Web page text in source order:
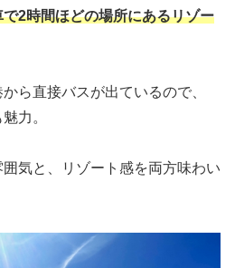
2時間ほどの場所にあるリゾー
ら直接バスが出ているので、
力。
気と、リゾート感を両方味わい